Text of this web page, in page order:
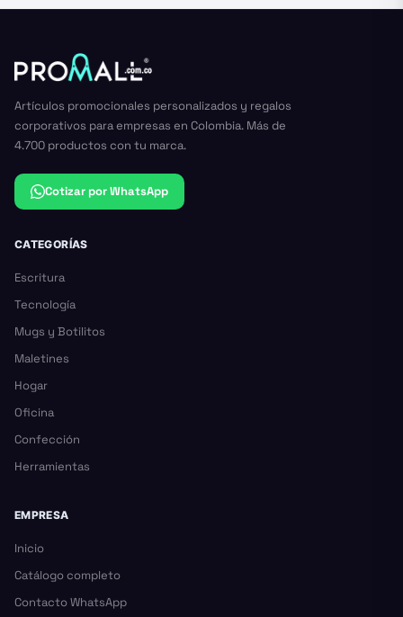
Artículos promocionales personalizados y regalos
corporativos para empresas en Colombia. Más de
4.700 productos con tu marca.
Cotizar por WhatsApp
CATEGORÍAS
Escritura
Tecnología
Mugs y Botilitos
Maletines
Hogar
Oficina
Confección
Herramientas
EMPRESA
Inicio
Catálogo completo
Contacto WhatsApp